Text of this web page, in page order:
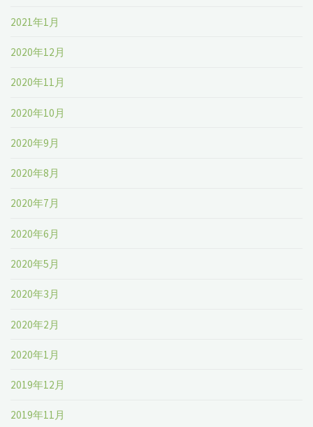
2021年1月
2020年12月
2020年11月
2020年10月
2020年9月
2020年8月
2020年7月
2020年6月
2020年5月
2020年3月
2020年2月
2020年1月
2019年12月
2019年11月